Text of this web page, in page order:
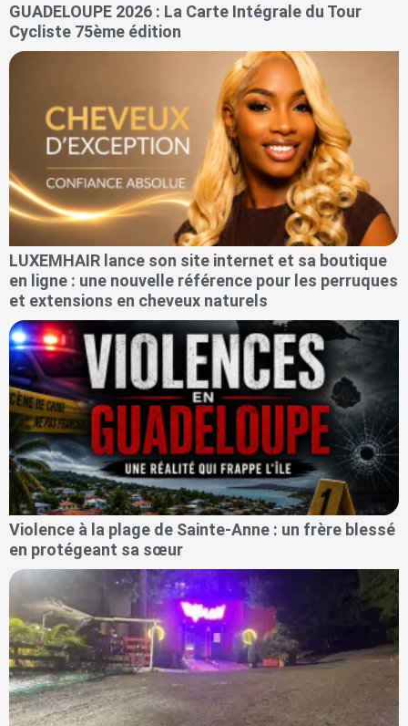
GUADELOUPE 2026 : La Carte Intégrale du Tour
Cycliste 75ème édition
LUXEMHAIR lance son site internet et sa boutique
en ligne : une nouvelle référence pour les perruques
et extensions en cheveux naturels
Violence à la plage de Sainte-Anne : un frère blessé
en protégeant sa sœur